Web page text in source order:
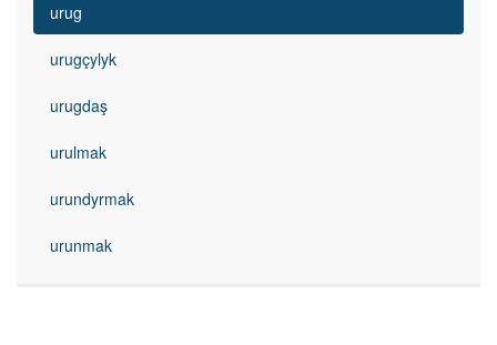
urug
urugçylyk
urugdaş
urulmak
urundyrmak
urunmak